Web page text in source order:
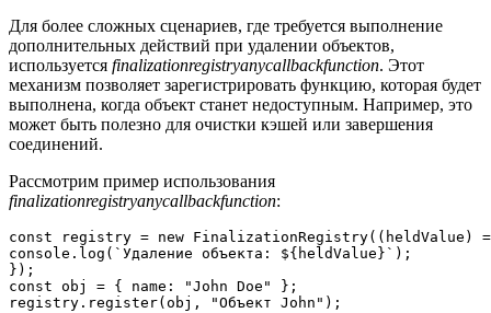
Для более сложных сценариев, где требуется выполнение
дополнительных действий при удалении объектов,
используется finalizationregistryanycallbackfunction. Этот
механизм позволяет зарегистрировать функцию, которая будет
выполнена, когда объект станет недоступным. Например, это
может быть полезно для очистки кэшей или завершения
соединений.
Рассмотрим пример использования
finalizationregistryanycallbackfunction:
const registry = new FinalizationRegistry((heldValue)
console.log(`Удаление объекта: ${heldValue}`);
});
const obj = { name: "John Doe" };
registry.register(obj, "Объект John");